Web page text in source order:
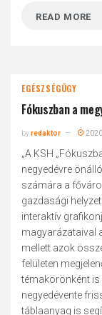
READ MORE
EGÉSZSÉGÜGY
Fókuszban a
byredaktor
„A KSH
negyedévre
számára a
gazdasági
interaktív
magyarázataival
mellett azok
felületen
témakörönként is
negyedévente
táblaanyag is